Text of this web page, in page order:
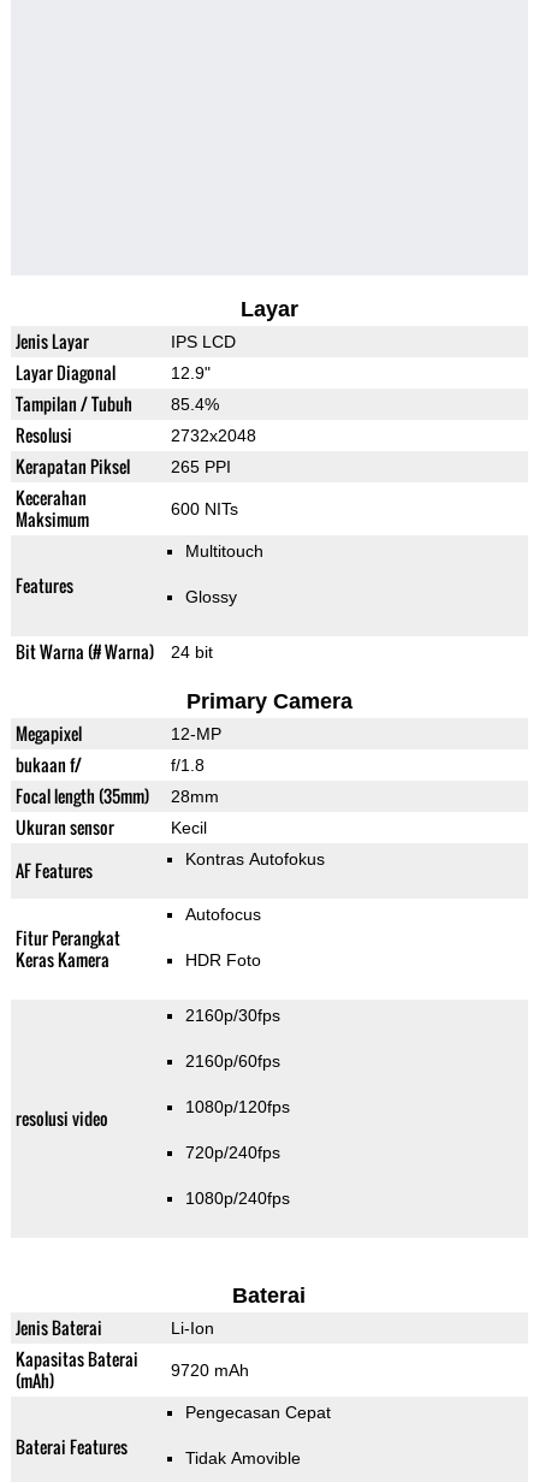
Layar
Jenis Layar IPS LCD
Layar Diagonal 12.9"
Tampilan / Tubuh 85.4%
Resolusi 2732x2048
Kerapatan Piksel 265 PPI
Kecerahan
Maksimum
600 NITs
Features
Multitouch
Glossy
Bit Warna (# Warna) 24 bit
Primary Camera
Megapixel 12-MP
bukaan f/ f/1.8
Focal length (35mm) 28mm
Ukuran sensor Kecil
AF Features Kontras Autofokus
Fitur Perangkat
Keras Kamera
Autofocus
HDR Foto
resolusi video
2160p/30fps
2160p/60fps
1080p/120fps
720p/240fps
1080p/240fps
Baterai
Jenis Baterai Li-Ion
Kapasitas Baterai
(mAh)
9720 mAh
Baterai Features
Pengecasan Cepat
Tidak Amovible